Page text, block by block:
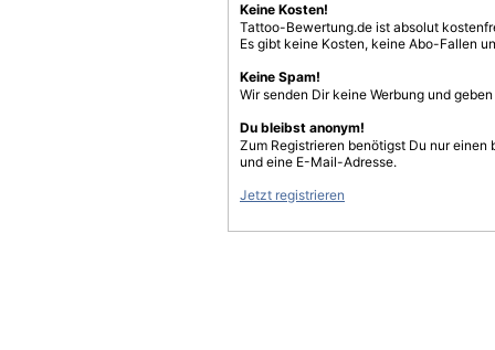
Keine Kosten!
Tattoo-Bewertung.de ist absolut
Es gibt keine Kosten, keine Abo-Fallen
Keine Spam!
Wir senden Dir keine Werbung und
Du bleibst anonym!
Zum Registrieren benötigst Du nur einen
und eine E-Mail-Adresse.
Jetzt registrieren